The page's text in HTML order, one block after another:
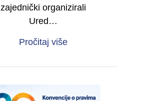
zajednički organizirali
Ured…
Pročitaj višeabout IZVJEŠTAJ O